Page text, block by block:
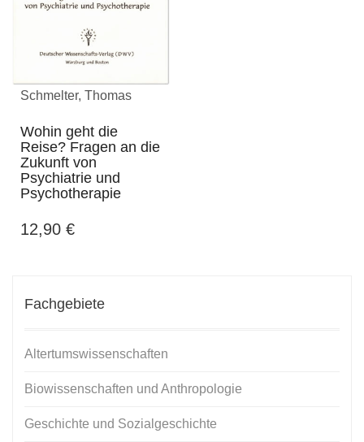
Schmelter, Thomas
Wohin geht die
Reise? Fragen an die
Zukunft von
Psychiatrie und
Psychotherapie
12,90 €
Fachgebiete
Altertumswissenschaften
Biowissenschaften und Anthropologie
Geschichte und Sozialgeschichte